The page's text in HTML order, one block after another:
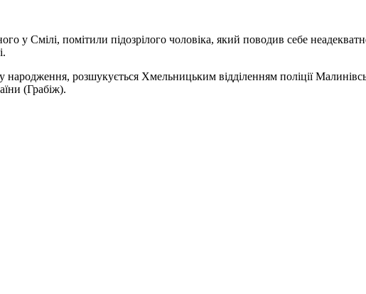
у Смілі, помітили підозрілого чоловіка, який поводив себе
розшукується Хмельницьким відділенням поліції
(Грабіж).